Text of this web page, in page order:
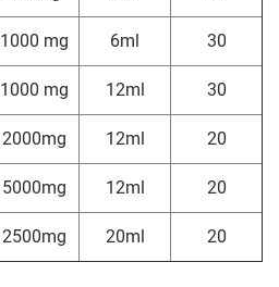
1000 mg 6ml
30
1000 mg 12ml
30
2000mg 12ml
20
5000mg 12ml
20
2500mg 20ml 20